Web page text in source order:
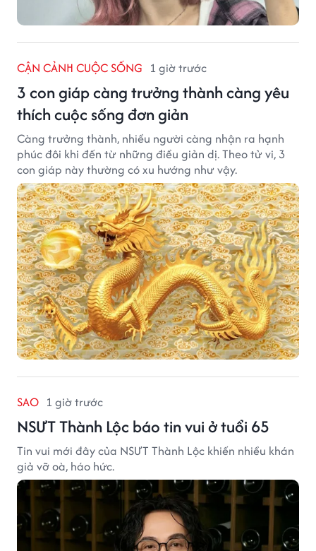
CẬN CẢNH CUỘC SỐNG 1 giờ trước
3 con giáp càng trưởng thành càng yêu
thích cuộc sống đơn giản
Càng trưởng thành, nhiều người càng nhận ra hạnh
phúc đôi khi đến từ những điều giản dị. Theo tử vi, 3
con giáp này thường có xu hướng như vậy.
SAO 1 giờ trước
NSƯT Thành Lộc báo tin vui ở tuổi 65
Tin vui mới đây của NSƯT Thành Lộc khiến nhiều khán
giả vỡ oà, háo hức.